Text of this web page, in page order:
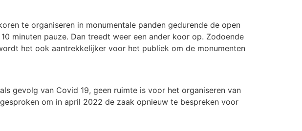
te organiseren in monumentale panden gedurende de open
minuten pauze. Dan treedt weer een ander koor op. Zodoende
het ook aantrekkelijker voor het publiek om de monumenten
gevolg van Covid 19, geen ruimte is voor het organiseren van
om in april 2022 de zaak opnieuw te bespreken voor